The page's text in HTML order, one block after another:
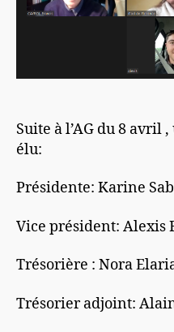
Suite à l’AG du 8 avril
élu:
Présidente: Karine
Vice président: Alexis
Trésorière : Nora
Trésorier adjoint: